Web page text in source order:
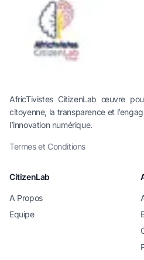
AfricTivistes CitizenLab œuvre
citoyenne, la transparence et
l’innovation numérique.
Termes et Conditions
CitizenLab
A Propos
Equipe